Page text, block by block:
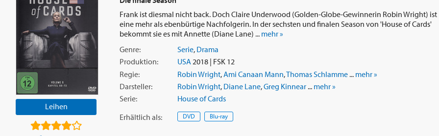
Leihen
Frank ist diesmal nicht back. Doch Claire Underwood (Golden-Globe-Gewinnerin Robin Wright) ist
eine mehr als ebenbürtige Nachfolgerin. In der sechsten und finalen Season von 'House of Cards'
bekommt sie es mit Annette (Diane Lane) ... mehr »
Genre:
Serie, Drama
Produktion:
USA2018 | FSK 12
Regie:
Robin Wright,Ami Canaan Mann,Thomas Schlamme... mehr »
Darsteller:
Robin Wright, Diane Lane,Greg Kinnear... mehr »
Serie:
House of Cards
Erhältlich als: DVD Blu-ray